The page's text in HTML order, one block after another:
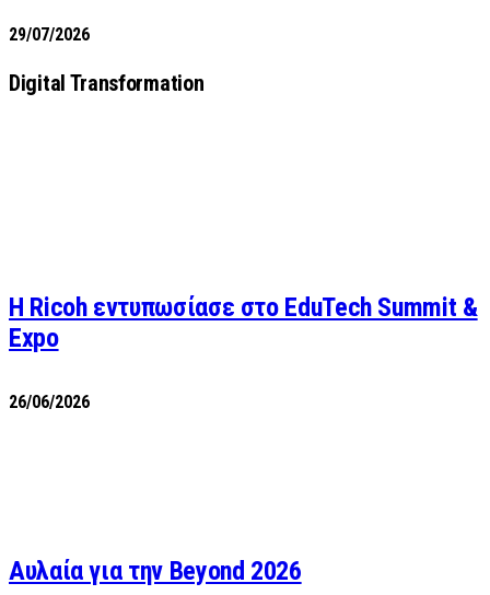
29/07/2026
Digital Transformation
Η Ricoh εντυπωσίασε στο EduTech Summit &
Expo
26/06/2026
Αυλαία για την Beyond 2026